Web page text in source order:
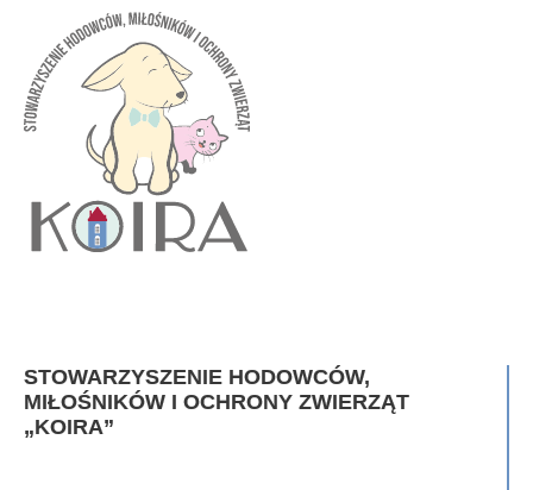
STOWARZYSZENIE HODOWCÓW,
MIŁOŚNIKÓW I OCHRONY ZWIERZĄT
„KOIRA”